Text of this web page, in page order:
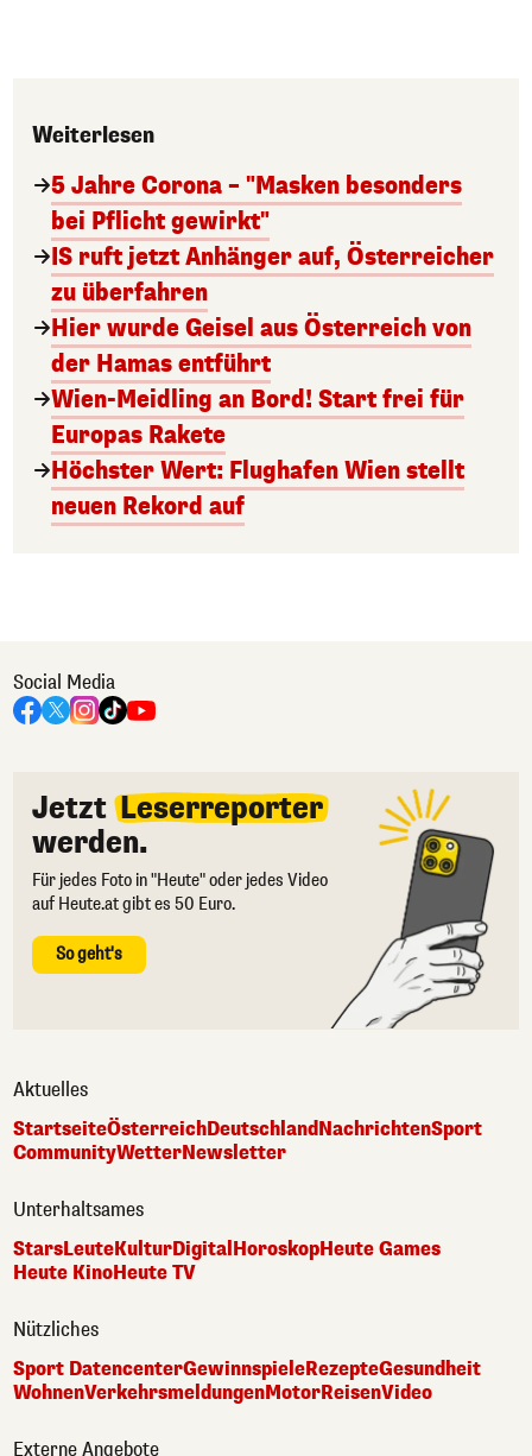
Weiterlesen
5 Jahre Corona – "Masken besonders
bei Pflicht gewirkt"
IS ruft jetzt Anhänger auf, Österreicher
zu überfahren
Hier wurde Geisel aus Österreich von
der Hamas entführt
Wien-Meidling an Bord! Start frei für
Europas Rakete
Höchster Wert: Flughafen Wien stellt
neuen Rekord auf
Social Media
Jetzt Leserreporter
werden.
Für jedes Foto in "Heute" oder jedes Video
auf Heute.at gibt es 50 Euro.
So geht's
Aktuelles
StartseiteÖsterreichDeutschlandNachrichtenSport
CommunityWetterNewsletter
Unterhaltsames
StarsLeuteKulturDigital HoroskopHeute Games
Heute KinoHeute TV
Nützliches
Sport DatencenterGewinnspieleRezepteGesundheit
WohnenVerkehrsmeldungenMotorReisenVideo
Externe Angebote